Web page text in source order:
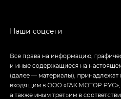
Все права на информацию,
и иные содержащиеся на
(далее — материалы),
входящим в ООО «ГАК МОТОР РУС»,
а также иным третьим в